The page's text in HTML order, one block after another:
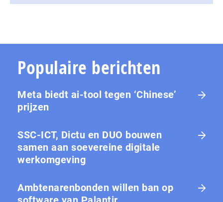
Populaire berichten
Meta biedt ai-tool tegen ‘Chinese’
prijzen
SSC-ICT, Dictu en DUO bouwen
samen aan soevereine digitale
werkomgeving
Ambtenarenbonden willen ban op